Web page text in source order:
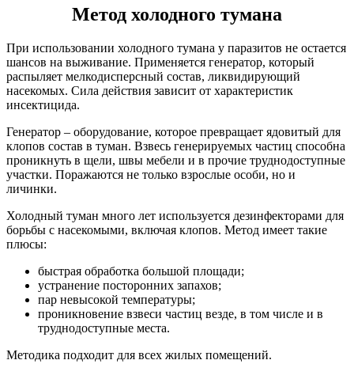
Метод холодного тумана
При использовании холодного тумана у паразитов не остается
шансов на выживание. Применяется генератор, который
распыляет мелкодисперсный состав, ликвидирующий
насекомых. Сила действия зависит от характеристик
инсектицида.
Генератор – оборудование, которое превращает ядовитый для
клопов состав в туман. Взвесь генерируемых частиц способна
проникнуть в щели, швы мебели и в прочие труднодоступные
участки. Поражаются не только взрослые особи, но и
личинки.
Холодный туман много лет используется дезинфекторами для
борьбы с насекомыми, включая клопов. Метод имеет такие
плюсы:
быстрая обработка большой площади;
устранение посторонних запахов;
пар невысокой температуры;
проникновение взвеси частиц везде, в том числе и в
труднодоступные места.
Методика подходит для всех жилых помещений.